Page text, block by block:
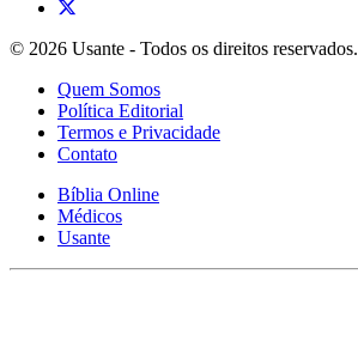
© 2026 Usante - Todos os direitos reservados.
Quem Somos
Política Editorial
Termos e Privacidade
Contato
Bíblia Online
Médicos
Usante